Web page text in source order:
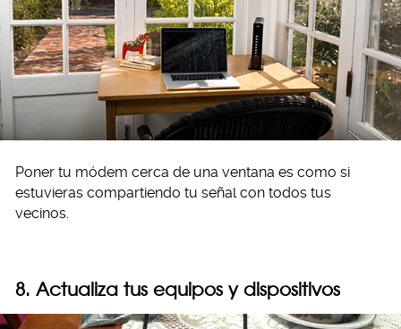
Poner tu módem cerca de una ventana es como si
estuvieras compartiendo tu señal con todos tus
vecinos.
8. Actualiza tus equipos y dispositivos